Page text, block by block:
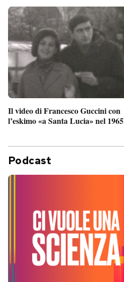
Il video di Francesco Guccini con
l’eskimo «a Santa Lucia» nel 1965
Podcast